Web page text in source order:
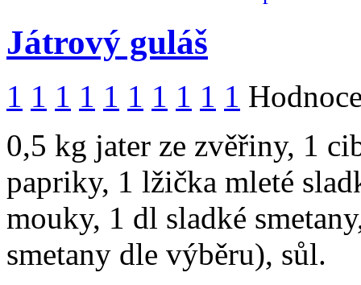
Játrový guláš
1 1 1 1 1 1 1 1 1 1
0,5 kg jater ze zvěřiny, 1
papriky, 1 lžička mleté
mouky, 1 dl sladké
smetany dle výběru), sůl.